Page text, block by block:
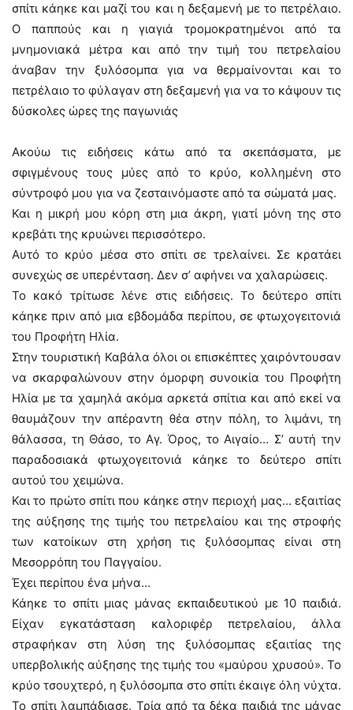
σπίτι κάηκε και μαζί του και η δεξαμενή με το πετρέλαιο.
Ο παππούς και η γιαγιά τρομοκρατημένοι από τα
μνημονιακά μέτρα και από την τιμή του πετρελαίου
άναβαν την ξυλόσομπα για να θερμαίνονται και το
πετρέλαιο το φύλαγαν στη δεξαμενή για να το κάψουν τις
δύσκολες ώρες της παγωνιάς
Ακούω τις ειδήσεις κάτω από τα σκεπάσματα, με
σφιγμένους τους μύες από το κρύο, κολλημένη στο
σύντροφό μου για να ζεσταινόμαστε από τα σώματά μας.
Και η μικρή μου κόρη στη μια άκρη, γιατί μόνη της στο
κρεβάτι της κρυώνει περισσότερο.
Αυτό το κρύο μέσα στο σπίτι σε τρελαίνει. Σε κρατάει
συνεχώς σε υπερένταση. Δεν σ’ αφήνει να χαλαρώσεις.
Το κακό τρίτωσε λένε στις ειδήσεις. Το δεύτερο σπίτι
κάηκε πριν από μια εβδομάδα περίπου, σε φτωχογειτονιά
του Προφήτη Ηλία.
Στην τουριστική Καβάλα όλοι οι επισκέπτες χαιρόντουσαν
να σκαρφαλώνουν στην όμορφη συνοικία του Προφήτη
Ηλία με τα χαμηλά ακόμα αρκετά σπίτια και από εκεί να
θαυμάζουν την απέραντη θέα στην πόλη, το λιμάνι, τη
θάλασσα, τη Θάσο, το Αγ. Όρος, το Αιγαίο… Σ’ αυτή την
παραδοσιακά φτωχογειτονιά κάηκε το δεύτερο σπίτι
αυτού του χειμώνα.
Και το πρώτο σπίτι που κάηκε στην περιοχή μας… εξαιτίας
της αύξησης της τιμής του πετρελαίου και της στροφής
των κατοίκων στη χρήση τις ξυλόσομπας είναι στη
Μεσορρόπη του Παγγαίου.
Έχει περίπου ένα μήνα…
Κάηκε το σπίτι μιας μάνας εκπαιδευτικού με 10 παιδιά.
Είχαν εγκατάσταση καλοριφέρ πετρελαίου, άλλα
στραφήκαν στη λύση της ξυλόσομπας εξαιτίας της
υπερβολικής αύξησης της τιμής του «μαύρου χρυσού». Το
κρύο τσουχτερό, η ξυλόσομπα στο σπίτι έκαιγε όλη νύχτα.
Το σπίτι λαμπάδιασε. Τρία από τα δέκα παιδιά της μάνας